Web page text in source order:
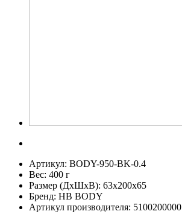
Артикул: BODY-950-BK-0.4
Вес: 400 г
Размер (ДхШхВ): 63x200x65
Бренд: HB BODY
Артикул производителя: 5100200000